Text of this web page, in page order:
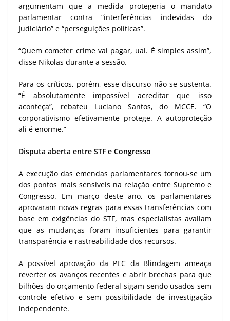
argumentam que a medida protegeria o mandato
parlamentar contra “interferências indevidas do
Judiciário” e “perseguições políticas”.
“Quem cometer crime vai pagar, uai. É simples assim”,
disse Nikolas durante a sessão.
Para os críticos, porém, esse discurso não se sustenta.
“É absolutamente impossível acreditar que isso
aconteça”, rebateu Luciano Santos, do MCCE. “O
corporativismo efetivamente protege. A autoproteção
ali é enorme.”
Disputa aberta entre STF e Congresso
A execução das emendas parlamentares tornou-se um
dos pontos mais sensíveis na relação entre Supremo e
Congresso. Em março deste ano, os parlamentares
aprovaram novas regras para essas transferências com
base em exigências do STF, mas especialistas avaliam
que as mudanças foram insuficientes para garantir
transparência e rastreabilidade dos recursos.
A possível aprovação da PEC da Blindagem ameaça
reverter os avanços recentes e abrir brechas para que
bilhões do orçamento federal sigam sendo usados sem
controle efetivo e sem possibilidade de investigação
independente.